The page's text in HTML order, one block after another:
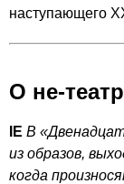
наступающего
О не-
IE В
из образов,
когда